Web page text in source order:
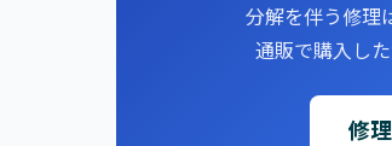
分解を伴う修理
通販で購入し
修